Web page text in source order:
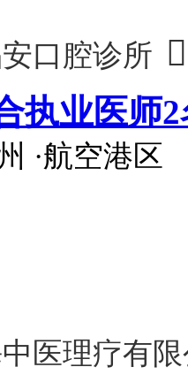
口腔诊所 
执业医师2
·航空港区
医理疗有